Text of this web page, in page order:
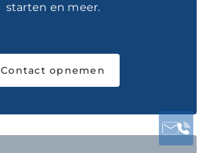
starten en meer.
Contact opnemen